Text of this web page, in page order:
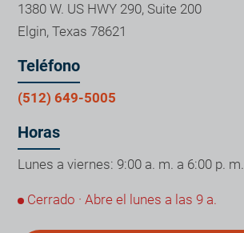
1380 W. US HWY 290, Suite 200
Elgin, Texas 78621
Teléfono
(512) 649-5005
Horas
Lunes a viernes: 9:00 a. m. a 6:00 p. m.
Cerrado · Abre el lunes a las 9 a.